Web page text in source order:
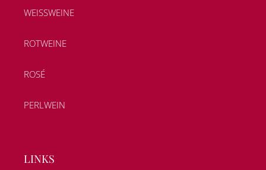
WEISSWEINE
ROTWEINE
ROSÉ
PERLWEIN
LINKS